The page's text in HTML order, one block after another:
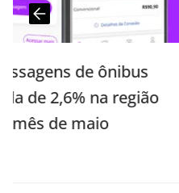
Inscrições
adaptação
por
encerram em